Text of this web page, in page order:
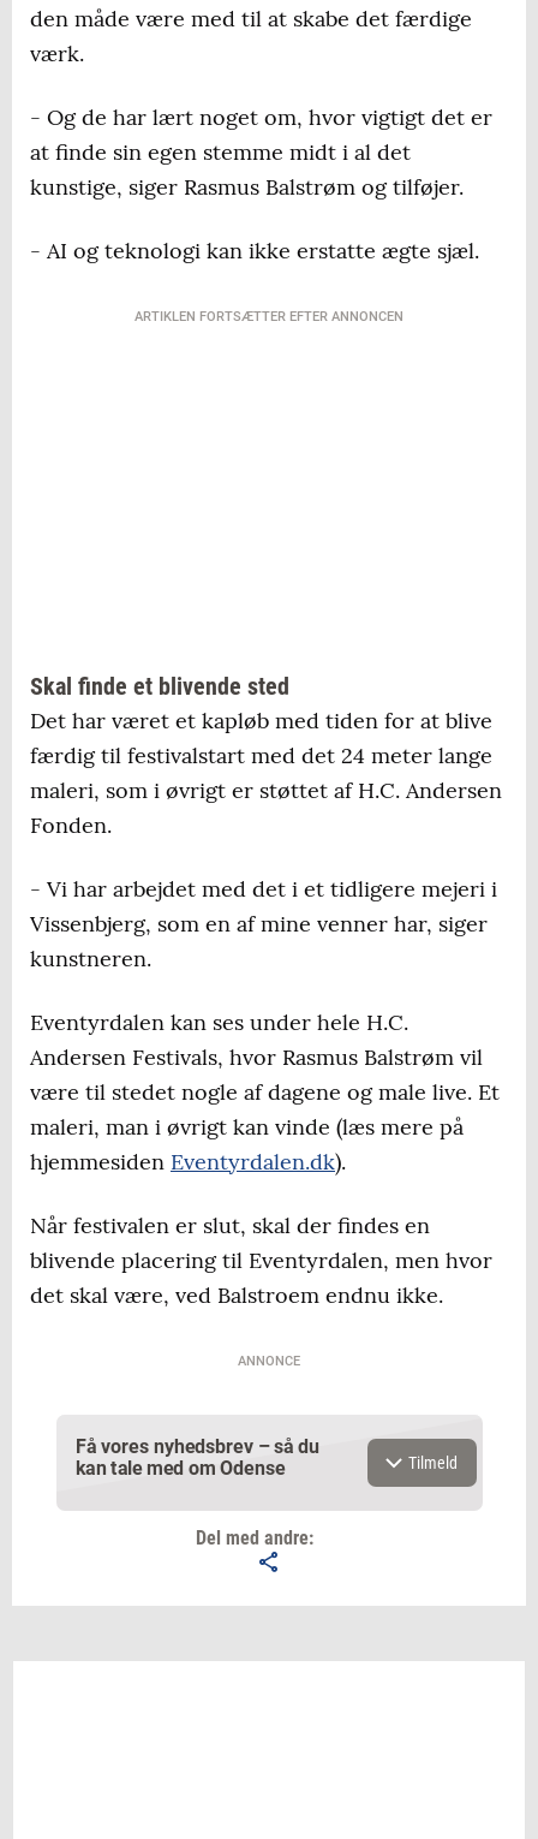
den måde være med til at skabe det færdige
værk.
- Og de har lært noget om, hvor vigtigt det er
at finde sin egen stemme midt i al det
kunstige, siger Rasmus Balstrøm og tilføjer.
- AI og teknologi kan ikke erstatte ægte sjæl.
ARTIKLEN FORTSÆTTER EFTER ANNONCEN
Skal finde et blivende sted
Det har været et kapløb med tiden for at blive
færdig til festivalstart med det 24 meter lange
maleri, som i øvrigt er støttet af H.C. Andersen
Fonden.
- Vi har arbejdet med det i et tidligere mejeri i
Vissenbjerg, som en af mine venner har, siger
kunstneren.
Eventyrdalen kan ses under hele H.C.
Andersen Festivals, hvor Rasmus Balstrøm vil
være til stedet nogle af dagene og male live. Et
maleri, man i øvrigt kan vinde (læs mere på
hjemmesiden Eventyrdalen.dk).
Når festivalen er slut, skal der findes en
blivende placering til Eventyrdalen, men hvor
det skal være, ved Balstroem endnu ikke.
ANNONCE
Få vores nyhedsbrev – så du
kan tale med om Odense
Tilmeld
Del med andre: